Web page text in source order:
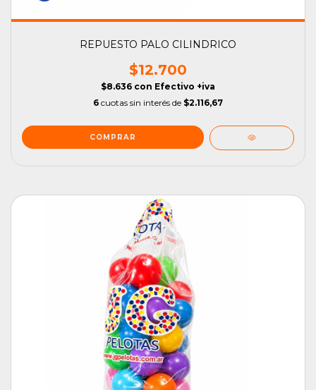
REPUESTO PALO CILINDRICO
$12.700
$8.636 con Efectivo +iva
6 cuotas sin interés de $2.116,67